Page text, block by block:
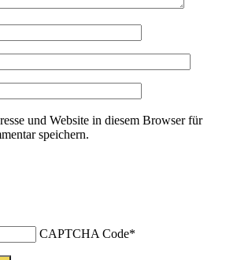
und Website in diesem Browser für
speichern.
CAPTCHA Code*